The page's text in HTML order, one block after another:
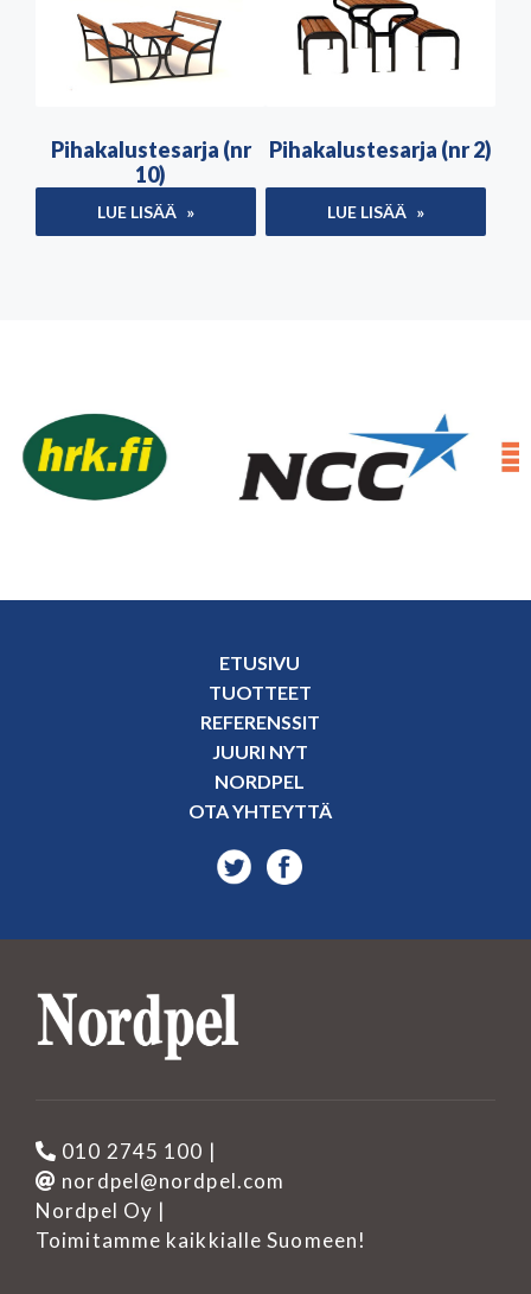
Pihakalustesarja (nr
10)
LUE LISÄÄ
Pihakalustesarja (nr 2)
LUE LISÄÄ
ETUSIVU
TUOTTEET
REFERENSSIT
JUURI NYT
NORDPEL
OTA YHTEYTTÄ
010 2745 100 |
nordpel@nordpel.com
Nordpel Oy |
Toimitamme kaikkialle Suomeen!